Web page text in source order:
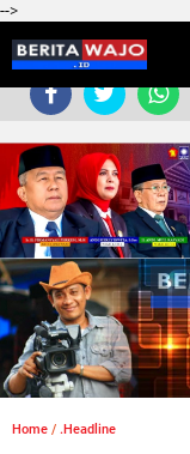
-->
Home / .Headline